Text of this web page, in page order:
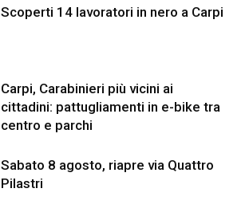
Scoperti 14 lavoratori in nero a Carpi
Carpi, Carabinieri più vicini ai
cittadini: pattugliamenti in e-bike tra
centro e parchi
Sabato 8 agosto, riapre via Quattro
Pilastri